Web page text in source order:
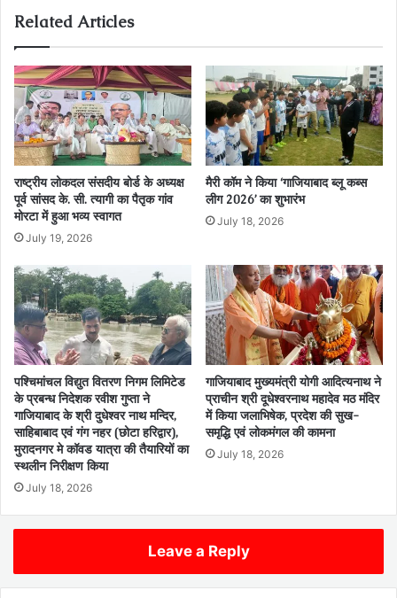
Related Articles
राष्ट्रीय लोकदल संसदीय बोर्ड के अध्यक्ष
पूर्व सांसद के. सी. त्यागी का पैतृक गांव
मोरटा में हुआ भव्य स्वागत
July 19, 2026
मैरी कॉम ने किया ‘गाजियाबाद ब्लू कब्स
लीग 2026’ का शुभारंभ
July 18, 2026
पश्चिमांचल विद्युत वितरण निगम लिमिटेड
के प्रबन्ध निदेशक रवीश गुप्ता ने
गाजियाबाद के श्री दुधेश्वर नाथ मन्दिर,
साहिबाबाद एवं गंग नहर (छोटा हरिद्वार),
मुरादनगर मे कॉवड यात्रा की तैयारियों का
स्थलीन निरीक्षण किया
July 18, 2026
गाजियाबाद मुख्यमंत्री योगी आदित्यनाथ ने
प्राचीन श्री दूधेश्वरनाथ महादेव मठ मंदिर
में किया जलाभिषेक, प्रदेश की सुख-
समृद्धि एवं लोकमंगल की कामना
July 18, 2026
Leave a Reply